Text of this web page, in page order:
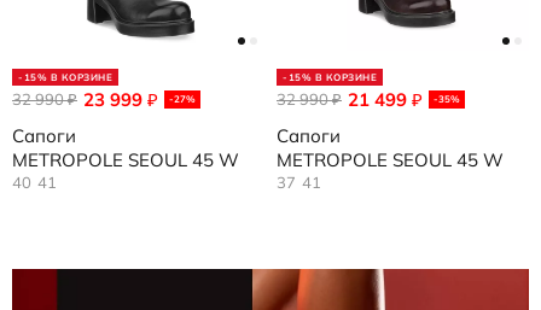
-15% В КОРЗИНЕ
23 999 ₽ -27%
32 990₽
Сапоги
METROPOLE SEOUL 45 W
40 41
-15% В КОРЗИНЕ
21 499 ₽ -35%
32 990₽
Сапоги
METROPOLE SEOUL 45 W
37 41